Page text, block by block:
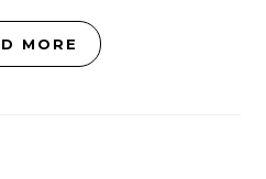
MORE